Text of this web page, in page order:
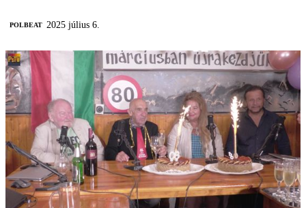
‎POLBEAT 2025 július 6.